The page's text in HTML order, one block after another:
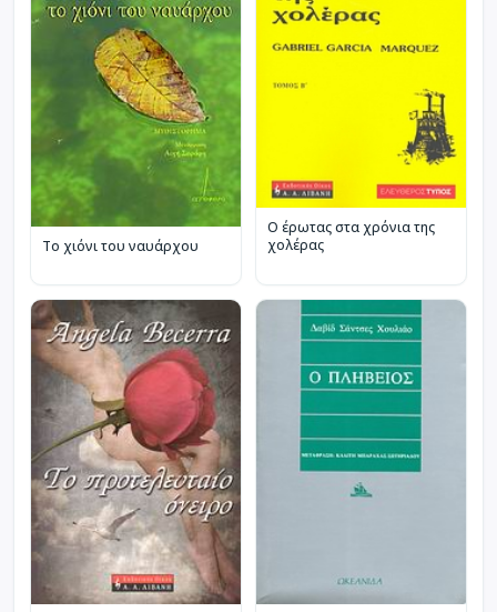
Το χιόνι του ναυάρχου
Ο έρωτας στα χρόνια της
χολέρας